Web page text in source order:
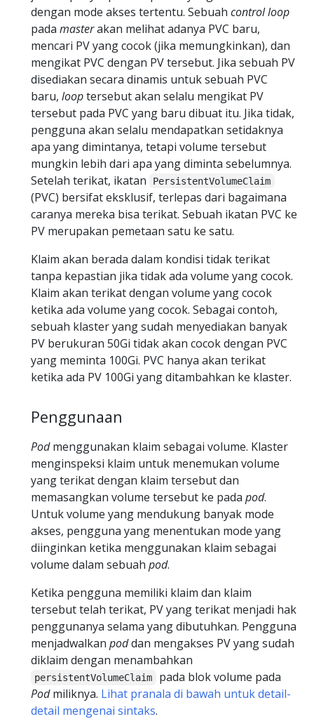
dengan mode akses tertentu. Sebuah control loop
pada masterakan melihat adanya PVC baru,
mencari PV yang cocok (jika memungkinkan), dan
mengikat PVC dengan PV tersebut. Jika sebuah PV
disediakan secara dinamis untuk sebuah PVC
baru, looptersebut akan selalu mengikat PV
tersebut pada PVC yang baru dibuat itu. Jika tidak,
pengguna akan selalu mendapatkan setidaknya
apa yang dimintanya, tetapi volume tersebut
mungkin lebih dari apa yang diminta sebelumnya.
Setelah terikat, ikatan
PersistentVolumeClaim
(PVC) bersifat eksklusif, terlepas dari bagaimana
caranya mereka bisa terikat. Sebuah ikatan PVC ke
PV merupakan pemetaan satu ke satu.
Klaim akan berada dalam kondisi tidak terikat
tanpa kepastian jika tidak ada volume yang cocok.
Klaim akan terikat dengan volume yang cocok
ketika ada volume yang cocok. Sebagai contoh,
sebuah klaster yang sudah menyediakan banyak
PV berukuran 50Gi tidak akan cocok dengan PVC
yang meminta 100Gi. PVC hanya akan terikat
ketika ada PV 100Gi yang ditambahkan ke klaster.
Penggunaan
Podmenggunakan klaim sebagai volume. Klaster
menginspeksi klaim untuk menemukan volume
yang terikat dengan klaim tersebut dan
memasangkan volume tersebut ke pada pod.
Untuk volume yang mendukung banyak mode
akses, pengguna yang menentukan mode yang
diinginkan ketika menggunakan klaim sebagai
volume dalam sebuah pod.
Ketika pengguna memiliki klaim dan klaim
tersebut telah terikat, PV yang terikat menjadi hak
penggunanya selama yang dibutuhkan. Pengguna
menjadwalkan poddan mengakses PV yang sudah
diklaim dengan menambahkan
persistentVolumeClaim
pada blok volume pada
Podmiliknya. Lihat pranala di bawah untuk detail-
detail mengenai sintaks.